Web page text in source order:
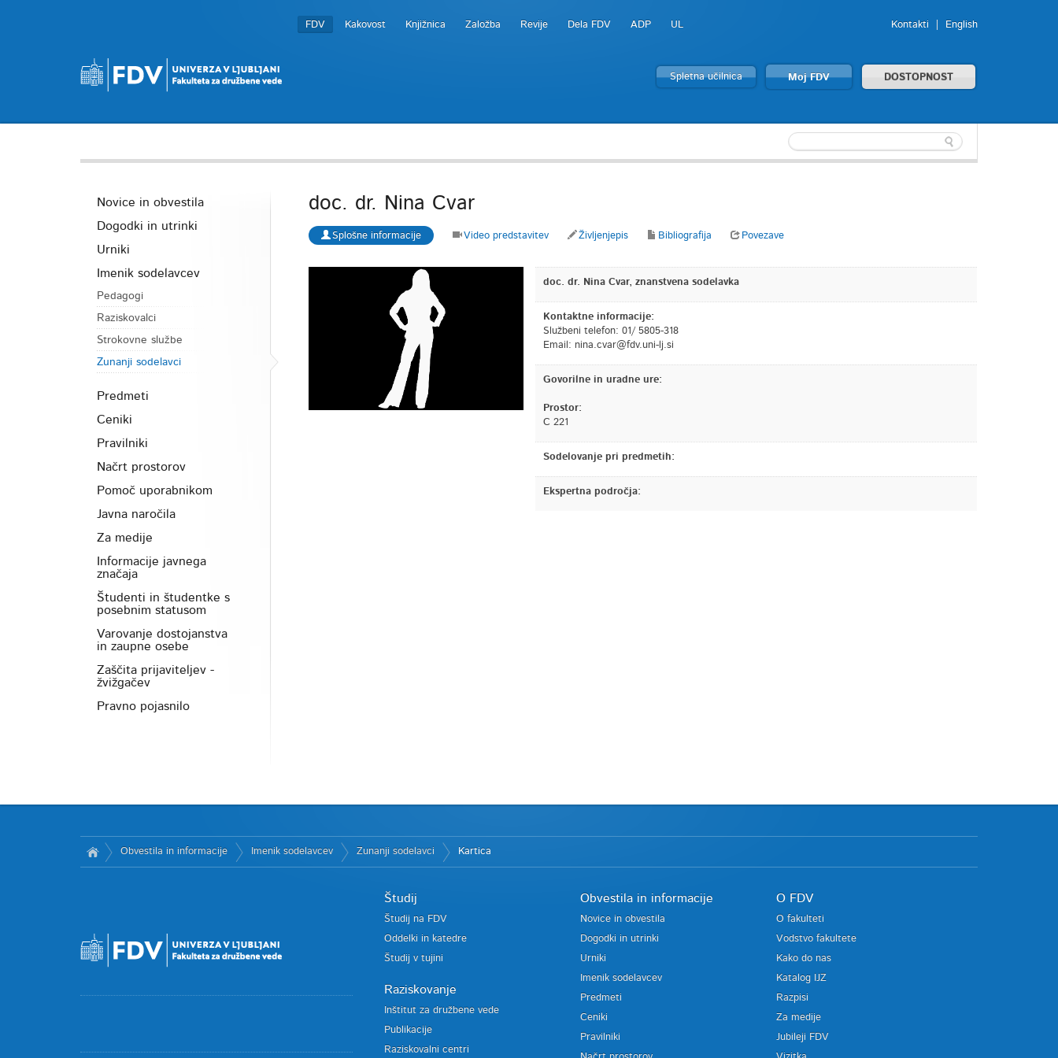
FDV Kakovost Knjižnica Založba Revije Dela FDV ADP UL Kontakti English
Spletna učilnica Moj FDV DOSTOPNOST
Novice in obvestila
Dogodki in utrinki
Urniki
Imenik sodelavcev
Pedagogi
Raziskovalci
Strokovne službe
Zunanji sodelavci
Predmeti
Ceniki
Pravilniki
Načrt prostorov
Pomoč uporabnikom
Javna naročila
Za medije
Informacije javnega
značaja
Študenti in študentke s
posebnim statusom
Varovanje dostojanstva
in zaupne osebe
Zaščita prijaviteljev -
žvižgačev
Pravno pojasnilo
doc. dr. Nina Cvar
Splošne informacije Video predstavitev Življenjepis Bibliografija Povezave
doc. dr. Nina Cvar, znanstvena sodelavka
Kontaktne informacije:
Službeni telefon: 01/ 5805-318
Email: is.jl-inu.vdf@ravc.anin
Govorilne in uradne ure:
Prostor:
C 221
Sodelovanje pri predmetih:
Ekspertna področja:
Obvestila in informacije Imenik sodelavcev Zunanji sodelavci Kartica
Študij
Študij na FDV
Oddelki in katedre
Študij v tujini
Raziskovanje
Inštitut za družbene vede
Publikacije
Raziskovalni centri
Obvestila in informacije
Novice in obvestila
Dogodki in utrinki
Urniki
Imenik sodelavcev
Predmeti
Ceniki
Pravilniki
O FDV
O fakulteti
Vodstvo fakultete
Kako do nas
Katalog IJZ
Razpisi
Za medije
Jubileji FDV